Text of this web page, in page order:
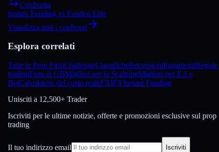
Confronta
Instant Funding vs Funded Elite
Visualizza tutti i confronti
Esplora correlati
Tutte le Prop FirmChallengeClassificheRecensioniPagamenti
tradingFirm in GBMigliori per lo ScalpingMigliori per EA e
BotCalcolatore del costo realeFXIFYInstant Funding
Unisciti a 12,500+ Trader
Iscriviti per le ultime notizie, offerte e promozioni esclusive sul prop
trading
Il tuo indirizzo email Iscriviti